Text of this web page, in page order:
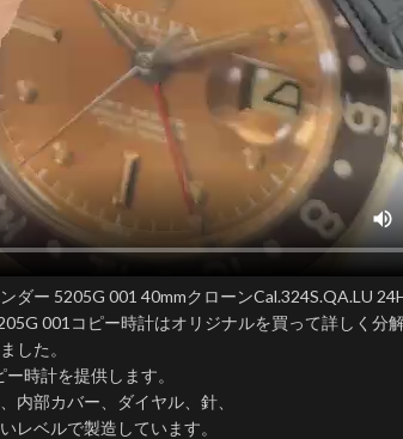
ダー 5205G 001 40mmクローンCal.324S.QA.LU
001コピー時計はオリジナルを買って詳しく分
した。
時計を提供します。
内部カバー、ダイヤル、針、
レベルで製造しています。​